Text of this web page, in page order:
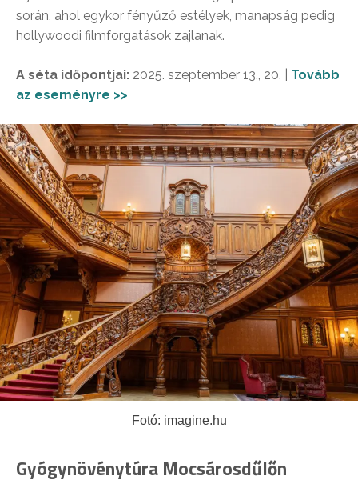
során, ahol egykor fényűző estélyek, manapság pedig
hollywoodi filmforgatások zajlanak.
A séta időpontjai: 2025. szeptember 13., 20. | Tovább
az eseményre >>
Fotó: imagine.hu
Gyógynövénytúra Mocsárosdűlőn